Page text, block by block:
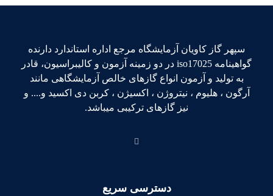
سپهر گاز کاویان آزمایشگاه مرجع اداره استاندارد دارنده
گواهینامه iso17025 در دو زمینه آزمون و کالیبراسیون، قادر
به تولید و آزمون انواع گازهای خالص آزمایشگاهی مانند
آرگون ، هلیوم ، نیتروژن ، اکسیژن ، کربن دی اکسید و.... و
نیز گازهای ترکیبی میباشد.
دسترسی سریع